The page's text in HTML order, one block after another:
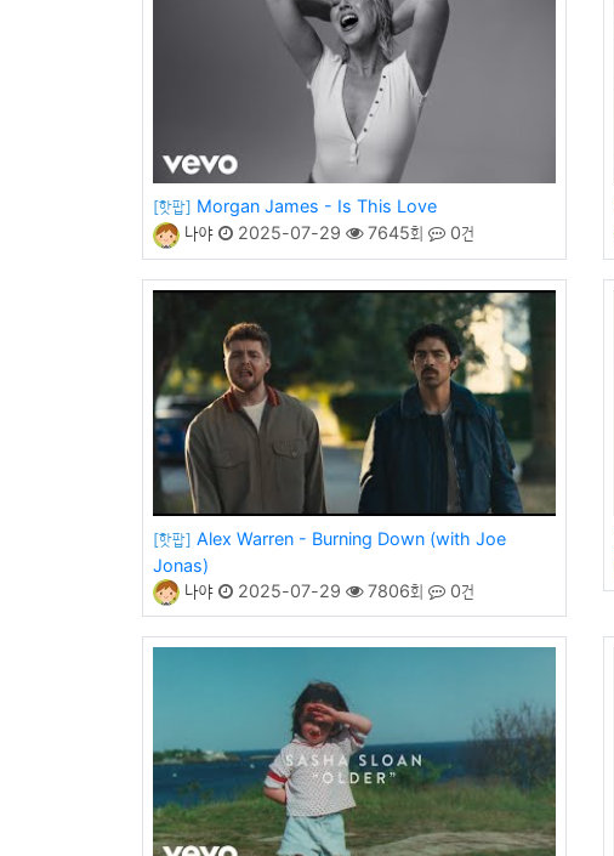
[핫팝] Morgan James - Is This Love
나야
2025-07-29 7645회 0건
[핫팝] Alex Warren - Burning Down (with Joe
Jonas)
나야
2025-07-29 7806회 0건